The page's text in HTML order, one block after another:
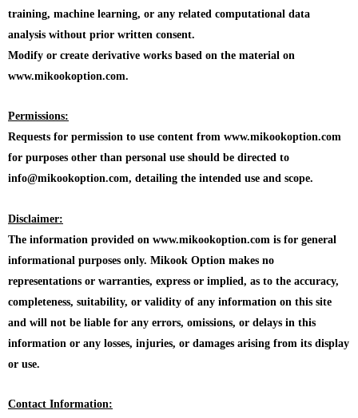
training, machine learning, or any related computational data
analysis without prior written consent.
Modify or create derivative works based on the material on
www.mikookoption.com.
Permissions:
Requests for permission to use content from www.mikookoption.com
for purposes other than personal use should be directed to
info@mikookoption.com, detailing the intended use and scope.
Disclaimer:
The information provided on www.mikookoption.com is for general
informational purposes only. Mikook Option makes no
representations or warranties, express or implied, as to the accuracy,
completeness, suitability, or validity of any information on this site
and will not be liable for any errors, omissions, or delays in this
information or any losses, injuries, or damages arising from its display
or use.
Contact Information: